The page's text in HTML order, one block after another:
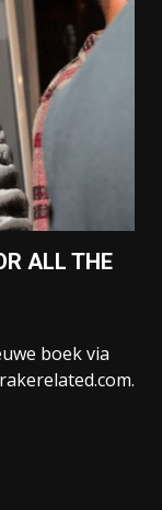
ALL THE
boek via